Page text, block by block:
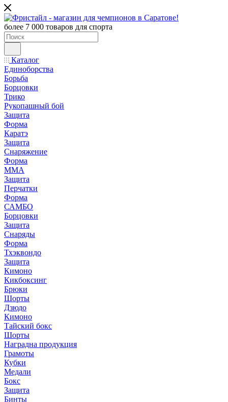
более 7 000 товаров для спорта
Каталог
Единоборства
Борьба
Борцовки
Трико
Рукопашный бой
Защита
Форма
Каратэ
Защита
Снаряжение
Форма
ММА
Защита
Перчатки
Форма
САМБО
Борцовки
Защита
Снаряды
Форма
Тхэквондо
Защита
Кимоно
Кикбоксинг
Брюки
Шорты
Дзюдо
Кимоно
Тайский бокс
Шорты
Наградна продукция
Грамоты
Кубки
Медали
Бокс
Защита
Бинты